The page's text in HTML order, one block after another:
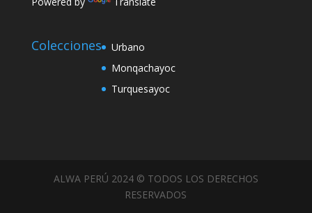
Colecciones
Urbano
Monqachayoc
Turquesayoc
ALWA PERÚ 2024 © TODOS LOS DERECHOS
RESERVADOS